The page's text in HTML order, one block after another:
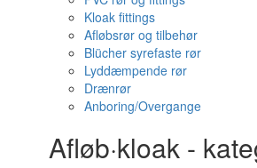
Kloak fittings
Afløbsrør og tilbehør
Blücher syrefaste rør
Lyddæmpende rør
Drænrør
Anboring/Overgange
Afløb·kloak -